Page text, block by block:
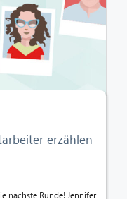
erzählen
nächste Runde! Jennifer